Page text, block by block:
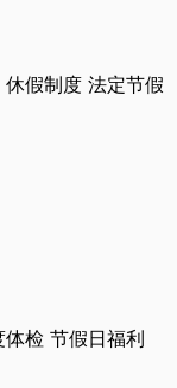
休假制度 法定节假
体检 节假日福利